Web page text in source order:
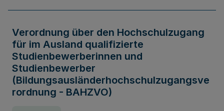
Verordnung über den Hochschulzugang
für im Ausland qualifizierte
Studienbewerberinnen und
Studienbewerber
(Bildungsausländerhochschulzugangsve
rordnung - BAHZVO)